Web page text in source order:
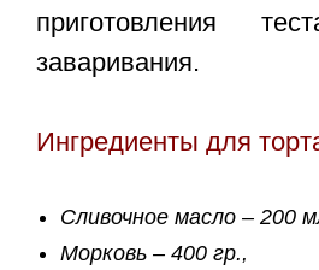
приготовления
заваривания.
Ингредиенты для
Сливочное масло – 200
Морковь – 400 гр.,